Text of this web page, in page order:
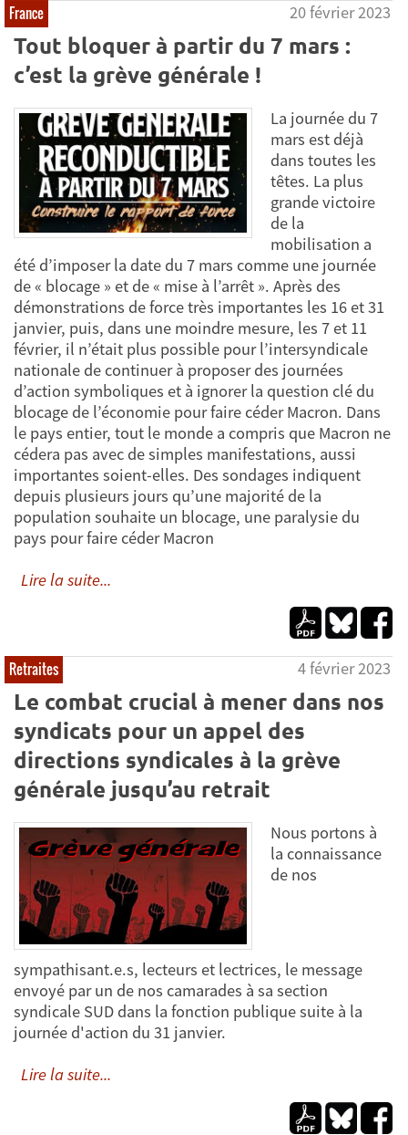
France 20 février 2023
Tout bloquer à partir du 7 mars :
c’est la grève générale !
La journée du 7
mars est déjà
dans toutes les
têtes. La plus
grande victoire
de la
mobilisation a
été d’imposer la date du 7 mars comme une journée
de « blocage » et de « mise à l’arrêt ». Après des
démonstrations de force très importantes les 16 et 31
janvier, puis, dans une moindre mesure, les 7 et 11
février, il n’était plus possible pour l’intersyndicale
nationale de continuer à proposer des journées
d’action symboliques et à ignorer la question clé du
blocage de l’économie pour faire céder Macron. Dans
le pays entier, tout le monde a compris que Macron ne
cédera pas avec de simples manifestations, aussi
importantes soient-elles. Des sondages indiquent
depuis plusieurs jours qu’une majorité de la
population souhaite un blocage, une paralysie du
pays pour faire céder Macron
Lire la suite...
Retraites 4 février 2023
Le combat crucial à mener dans nos
syndicats pour un appel des
directions syndicales à la grève
générale jusqu’au retrait
Nous portons à
la connaissance
de nos
sympathisant.e.s, lecteurs et lectrices, le message
envoyé par un de nos camarades à sa section
syndicale SUD dans la fonction publique suite à la
journée d'action du 31 janvier.
Lire la suite...